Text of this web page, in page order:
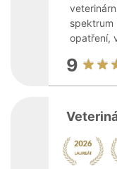
spektrum
opatření,
9